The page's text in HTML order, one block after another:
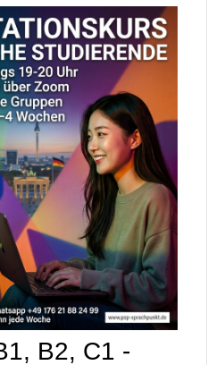
B2, C1 -